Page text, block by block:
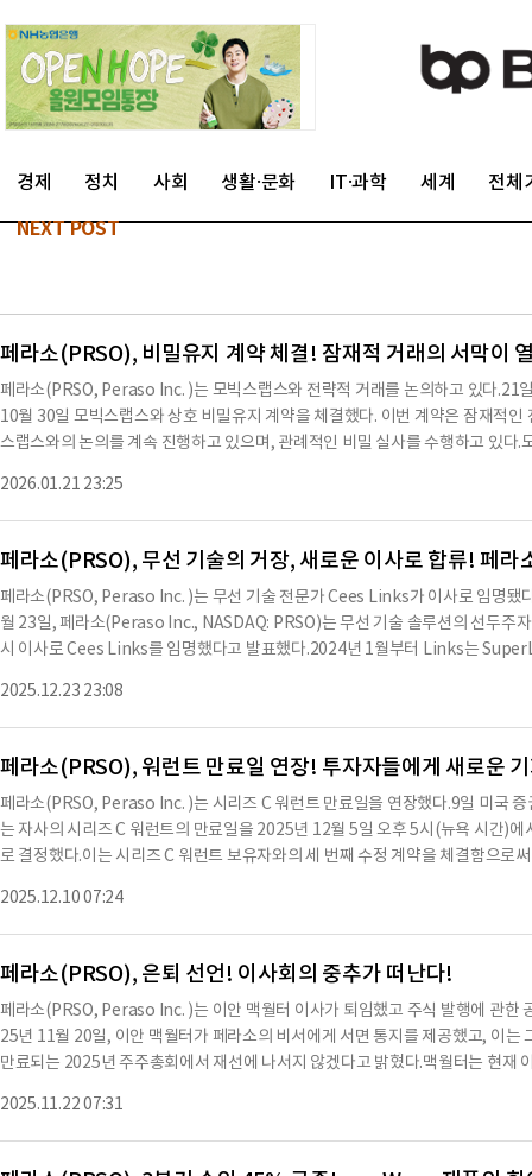
경제 정치 사회 생활·문화 IT·과학 세계 전체
NEXT POST
페라소(PRSO), 비밀유지 계약 체결! 잠재적 거래의 서막이
페라소(PRSO, Peraso Inc. )는 모빅스랩스와 전략적 거래를 논의하고 있다.21
10월 30일 모빅스랩스와 상호 비밀유지 계약을 체결했다. 이번 계약은 잠재적
스랩스와의 논의를 계속 진행하고 있으며, 관례적인 비밀 실사를 수행하고 있다
며, 거래 구조, 대가, 시기 또는 기타 주요 조건에 대한 합의는 이루어지지 않았
래의 가능성, 구조, 시기 및 조건에 대한 진술을 포함하고 있다. 페라소의 실제
된 것과 실질적으로 다를 수 있다. 이러한 차이를 초래할 수 있는 요인에 대한
하면 된다.이러한 불확실성을 감안할 때, 투자자들은 이러한 미래 예측 진술에
보, 미래 사건 또는 기타 이유로 인해 미래 예측 진술을 업데이트하거나 수정할
어 있다. 전시 번호 104는 이 현재 보고서의 커버 페이지로, Inline XBRL 형식
에 따라 이 보고서를 서명한 바 있다. 서명자는 제임스 설리반으로, 직책은 최고
2026.01.21 23:25
페라소(PRSO), 무선 기술의 거장, 새로운 이사로 합류! 페라
페라소(PRSO, Peraso Inc. )는 무선 기술 전문가 Cees Links가 이사로 임명됐
월 23일, 페라소(Peraso Inc., NASDAQ: PRSO)는 무선 기술 솔루션의 선두주
시 이사로 Cees Links를 임명했다고 발표했다.2024년 1월부터 Links는
무선 솔루션에 중점을 둔 반도체 회사 GreenPeak Technologies B.V.를 설립
했다.인수 이후, 그는 Qorvo에서 Wi-Fi 및 IoT 기술 통합과 관련된 전략적 이
hnologies를 설립하기 전, Links는 NCR, AT&T, Lucent Technologies 및
역임했다.1999년, Lucent Technologies에서 그는 Apple과의 상업적 협력을
기능을 통합했다.페라소의 CEO인 Ron Glibbery는 "Cees의 비전과 무선 LAN
규모의 무선 산업의 주요 촉매제가 되었다"고 말했다."Cees는 우리 이사회에
탐색하는 데 중요한 역할을 할 것이다. 그가 우리 이사회에 합류하게 되어 기쁘
2025.12.23 23:08
페라소(PRSO), 워런트 만료일 연장! 투자자들에게 새로운
페라소(PRSO, Peraso Inc. )는 시리즈 C 워런트 만료일을 연장했다.9일 미국
는 자사의 시리즈 C 워런트의 만료일을 2025년 12월 5일 오후 5시(뉴욕 시간)
로 결정했다.이는 시리즈 C 워런트 보유자와의 세 번째 수정 계약을 체결함으로
5년 5월 6일에 만료될 예정이었다.이후 페라소는 시리즈 C 워런트의 만료일을
시 연장하였다.시리즈 C 워런트를 통해 발행된 보통주 매각은 페라소의 S-3 등
12월 10일에 증권거래위원회에 의해 효력이 발생하였다.이 수정 계약의 요약
텍스트는 현재 보고서의 부록 10.1로 제출되어 있다.또한, 본 보고서의 1.01 항
0.1에서는 시리즈 C 보통주 매수 워런트에 대한 제3차 수정 계약이 2025년 12
워런트의 만료일을 2026년 1월 7일로 연장하는 내용을 포함하고 있으며, 워런
법률에 따라 규율되며, 여러 부본으로 서명할 수 있다.페라소는 2025년 12월 9
용하여 요약한
2025.12.10 07:24
페라소(PRSO), 은퇴 선언! 이사회의 중추가 떠난다!
페라소(PRSO, Peraso Inc. )는 이안 맥월터 이사가 퇴임했고 주식 발행에 관한
25년 11월 20일, 이안 맥월터가 페라소의 비서에게 서면 통지를 제공했고, 이는
만료되는 2025년 주주총회에서 재선에 나서지 않겠다고 밝혔다.맥월터는 현재
025년 11월 21일, 페라소는 최대 3,150,000달러의 보통주를 발행하기 위한 증
에 체결된 시장에서의 판매 계약에 따라 이루어지며, 현재까지 판매된 주식의
및 판매는 2024년 7월 12일에 미국 증권거래위원회에 제출된 S-3 양식의 등록
2025.11.22 07:31